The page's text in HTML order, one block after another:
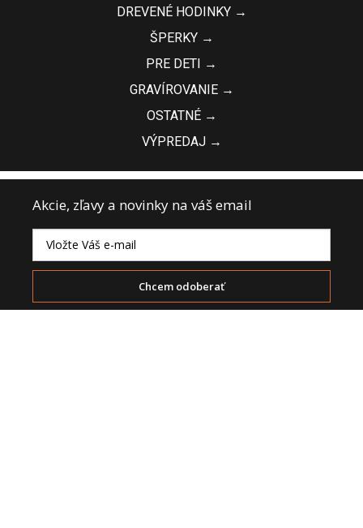
DREVENÉ HODINKY →
ŠPERKY →
PRE DETI →
GRAVÍROVANIE →
OSTATNÉ →
VÝPREDAJ →
Akcie, zľavy a novinky na váš email
Chcem odoberať